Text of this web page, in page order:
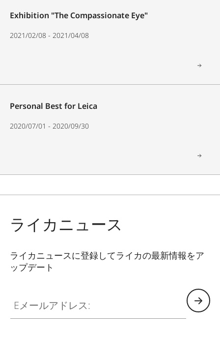
Exhibition "The Compassionate Eye"
2021/02/08 - 2021/04/08
Personal Best for Leica
2020/07/01 - 2020/09/30
ライカニュース
ライカニュースに登録してライカの最新情報をア
ップデート